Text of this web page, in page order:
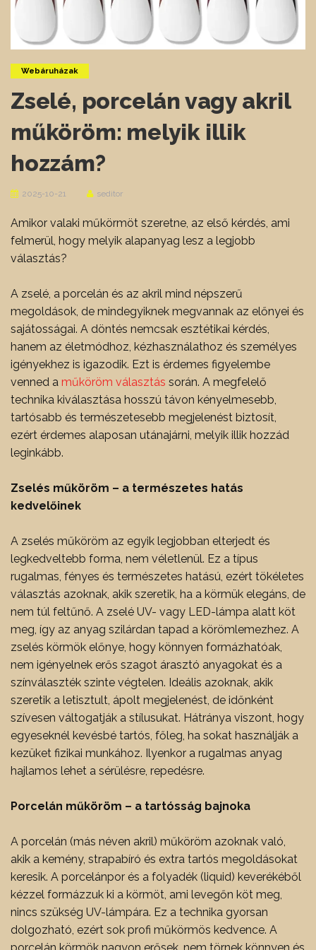
Webáruházak
Zselé, porcelán vagy akril
műköröm: melyik illik
hozzám?
2025-10-21 seditor
Amikor valaki műkörmöt szeretne, az első kérdés, ami
felmerül, hogy melyik alapanyag lesz a legjobb
választás?
A zselé, a porcelán és az akril mind népszerű
megoldások, de mindegyiknek megvannak az előnyei és
sajátosságai. A döntés nemcsak esztétikai kérdés,
hanem az életmódhoz, kézhasználathoz és személyes
igényekhez is igazodik. Ezt is érdemes figyelembe
venned a műköröm választás során. A megfelelő
technika kiválasztása hosszú távon kényelmesebb,
tartósabb és természetesebb megjelenést biztosít,
ezért érdemes alaposan utánajárni, melyik illik hozzád
leginkább.
Zselés műköröm – a természetes hatás
kedvelőinek
A zselés műköröm az egyik legjobban elterjedt és
legkedveltebb forma, nem véletlenül. Ez a típus
rugalmas, fényes és természetes hatású, ezért tökéletes
választás azoknak, akik szeretik, ha a körmük elegáns, de
nem túl feltűnő. A zselé UV- vagy LED-lámpa alatt köt
meg, így az anyag szilárdan tapad a körömlemezhez. A
zselés körmök előnye, hogy könnyen formázhatóak,
nem igényelnek erős szagot árasztó anyagokat és a
színválaszték szinte végtelen. Ideális azoknak, akik
szeretik a letisztult, ápolt megjelenést, de időnként
szívesen váltogatják a stílusukat. Hátránya viszont, hogy
egyeseknél kevésbé tartós, főleg, ha sokat használják a
kezüket fizikai munkához. Ilyenkor a rugalmas anyag
hajlamos lehet a sérülésre, repedésre.
Porcelán műköröm – a tartósság bajnoka
A porcelán (más néven akril) műköröm azoknak való,
akik a kemény, strapabíró és extra tartós megoldásokat
keresik. A porcelánpor és a folyadék (liquid) keverékéből
kézzel formázzuk ki a körmöt, ami levegőn köt meg,
nincs szükség UV-lámpára. Ez a technika gyorsan
dolgozható, ezért sok profi műkörmös kedvence. A